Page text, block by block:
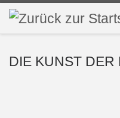
Zum Inhalt springen
DIE KUNST DER